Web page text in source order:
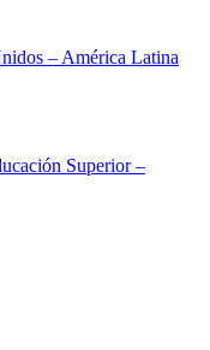
– América Latina
Superior –